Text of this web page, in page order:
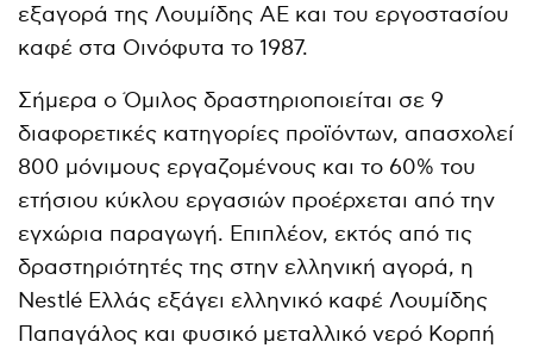
εξαγορά της Λουμίδης ΑΕ και του εργοστασίου
καφέ στα Οινόφυτα το 1987.
Σήμερα ο Όμιλος δραστηριοποιείται σε 9
διαφορετικές κατηγορίες προϊόντων, απασχολεί
800 μόνιμους εργαζομένους και το 60% του
ετήσιου κύκλου εργασιών προέρχεται από την
εγχώρια παραγωγή. Επιπλέον, εκτός από τις
δραστηριότητές της στην ελληνική αγορά, η
Nestlé Ελλάς εξάγει ελληνικό καφέ Λουμίδης
Παπαγάλος και φυσικό μεταλλικό νερό Κορπή